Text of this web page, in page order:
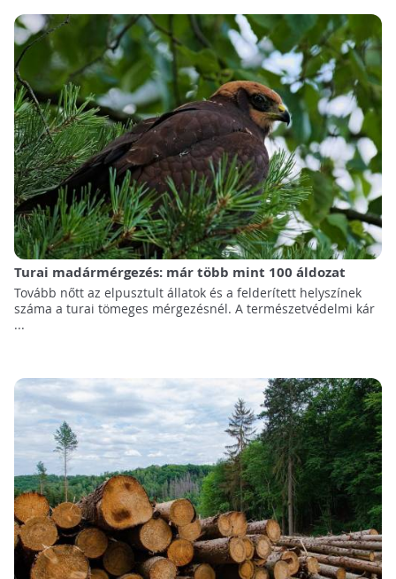
Turai madármérgezés: már több mint 100 áldozat
Tovább nőtt az elpusztult állatok és a felderített helyszínek
száma a turai tömeges mérgezésnél. A természetvédelmi kár
...